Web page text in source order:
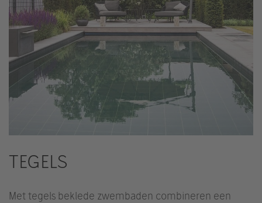
TEGELS
Met tegels beklede zwembaden combineren een